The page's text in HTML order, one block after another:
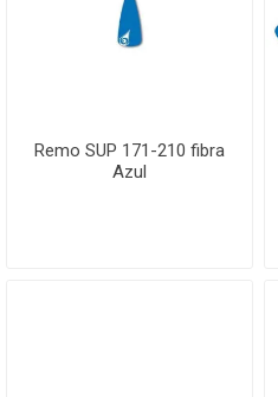
Remo SUP 171-210 fibra
Azul